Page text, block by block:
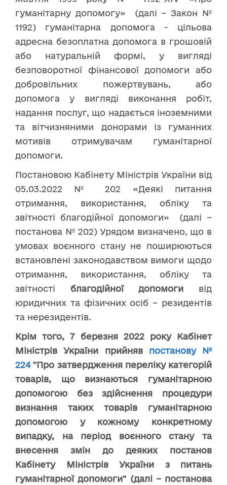
гуманітарну допомогу» (далі – Закон №
1192) гуманітарна допомога - цільова
адресна безоплатна допомога в грошовій
або натуральній формі, у вигляді
безповоротної фінансової допомоги або
добровільних пожертвувань, або
допомога у вигляді виконання робіт,
надання послуг, що надається іноземними
та вітчизняними донорами із гуманних
мотивів отримувачам гуманітарної
допомоги.
Постановою Кабінету Міністрів України від
05.03.2022 № 202 «Деякі питання
отримання, використання, обліку та
звітності благодійної допомоги» (далі –
постанова № 202) Урядом визначено, що в
умовах воєнного стану не поширюються
встановлені законодавством вимоги щодо
отримання, використання, обліку та
звітності благодійної допомоги від
юридичних та фізичних осіб – резидентів
та нерезидентів.
Крім того, 7 березня 2022 року Кабінет
Міністрів України прийнявпостанову №
224 "Про затвердження переліку категорій
товарів, що визнаються гуманітарною
допомогою без здійснення процедури
визнання таких товарів гуманітарною
допомогою у кожному конкретному
випадку, на період воєнного стану та
внесення змін до деяких постанов
Кабінету Міністрів України з питань
гуманітарної допомоги" (далі – постанова